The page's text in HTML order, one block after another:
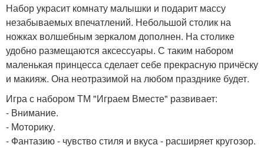
Набор украсит комнату малышки и подарит массу
незабываемых впечатлений. Небольшой столик на
ножках волшебным зеркалом дополнен. На столике
удобно размещаются аксессуары. С таким набором
маленькая принцесса сделает себе прекрасную причёску
и макияж. Она неотразимой на любом празднике будет.
Игра с набором ТМ "Играем Вместе" развивает:
- Внимание.
- Моторику.
- Фантазию - чувство стиля и вкуса - расширяет кругозор.